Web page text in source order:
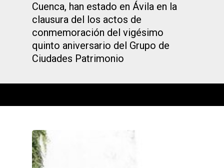
Cuenca, han estado en Ávila en la
clausura del los actos de
conmemoración del vigésimo
quinto aniversario del Grupo de
Ciudades Patrimonio